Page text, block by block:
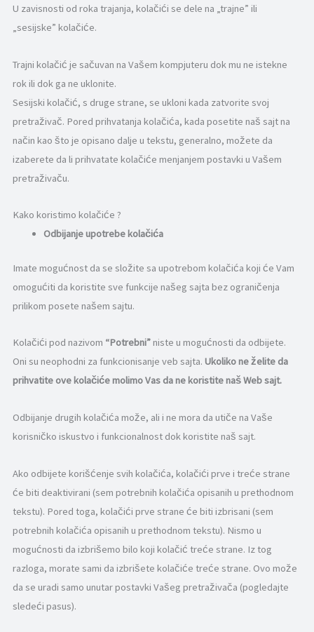
U zavisnosti od roka trajanja, kolačići se dele na „trajne” ili
„sesijske” kolačiće.
Trajni kolačić je sačuvan na Vašem kompjuteru dok mu ne istekne
rok ili dok ga ne uklonite.
Sesijski kolačić, s druge strane, se ukloni kada zatvorite svoj
pretraživač. Pored prihvatanja kolačića, kada posetite naš sajt na
način kao što je opisano dalje u tekstu, generalno, možete da
izaberete da li prihvatate kolačiće menjanjem postavki u Vašem
pretraživaču.
Kako koristimo kolačiće ?
Odbijanje upotrebe kolačića
Imate mogućnost da se složite sa upotrebom kolačića koji će Vam
omogućiti da koristite sve funkcije našeg sajta bez ograničenja
prilikom posete našem sajtu.
Kolačići pod nazivom “Potrebni”niste u mogućnosti da odbijete.
Oni su neophodni za funkcionisanje veb sajta. Ukoliko ne želite da
prihvatite ove kolačiće molimo Vas da ne koristite naš Web sajt.
Odbijanje drugih kolačića može, ali i ne mora da utiče na Vaše
korisničko iskustvo i funkcionalnost dok koristite naš sajt.
Ako odbijete korišćenje svih kolačića, kolačići prve i treće strane
će biti deaktivirani (sem potrebnih kolačića opisanih u prethodnom
tekstu). Pored toga, kolačići prve strane će biti izbrisani (sem
potrebnih kolačića opisanih u prethodnom tekstu). Nismo u
mogućnosti da izbrišemo bilo koji kolačić treće strane. Iz tog
razloga, morate sami da izbrišete kolačiće treće strane. Ovo može
da se uradi samo unutar postavki Vašeg pretraživača (pogledajte
sledeći pasus).